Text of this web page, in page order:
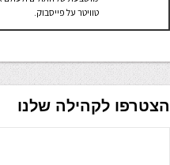
טוויטר על פייסבוק.
הצטרפו לקהילה שלנו